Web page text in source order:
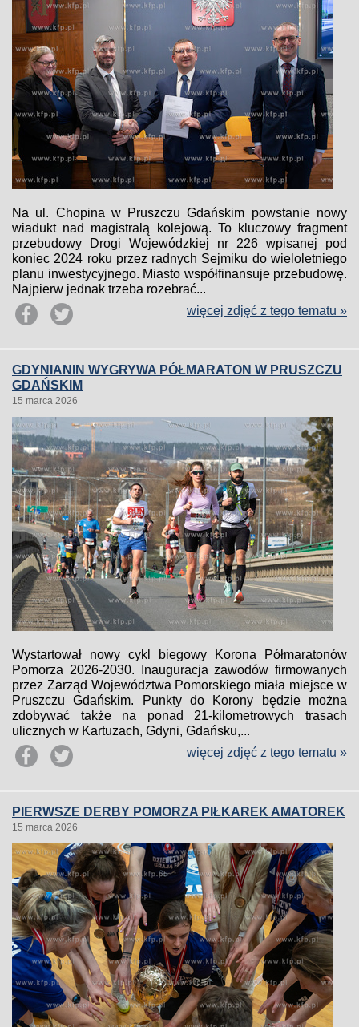
Na ul. Chopina w Pruszczu Gdańskim powstanie nowy
wiadukt nad magistralą kolejową. To kluczowy fragment
przebudowy Drogi Wojewódzkiej nr 226 wpisanej pod
koniec 2024 roku przez radnych Sejmiku do wieloletniego
planu inwestycyjnego. Miasto współfinansuje przebudowę.
Najpierw jednak trzeba rozebrać...
więcej zdjęć z tego tematu »
GDYNIANIN WYGRYWA PÓŁMARATON W PRUSZCZU
GDAŃSKIM
15 marca 2026
Wystartował nowy cykl biegowy Korona Półmaratonów
Pomorza 2026-2030. Inauguracja zawodów firmowanych
przez Zarząd Województwa Pomorskiego miała miejsce w
Pruszczu Gdańskim. Punkty do Korony będzie można
zdobywać także na ponad 21-kilometrowych trasach
ulicznych w Kartuzach, Gdyni, Gdańsku,...
więcej zdjęć z tego tematu »
PIERWSZE DERBY POMORZA PIŁKAREK AMATOREK
15 marca 2026